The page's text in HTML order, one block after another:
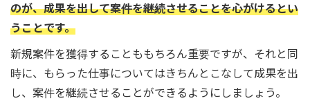
のが、成果を出して案件を継続させることを心がけるとい
うことです。
新規案件を獲得することももちろん重要ですが、それと同
時に、もらった仕事についてはきちんとこなして成果を出
し、案件を継続させることができるようにしましょう。